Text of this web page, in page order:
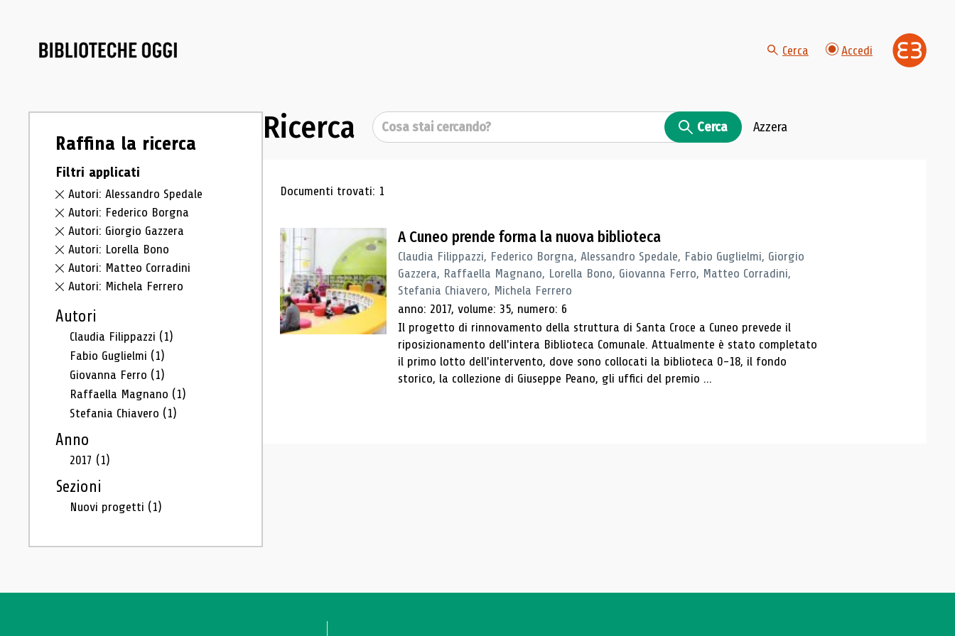
Cerca Accedi
Raffina la ricerca
Filtri applicati
Autori: Alessandro Spedale
Autori: Federico Borgna
Autori: Giorgio Gazzera
Autori: Lorella Bono
Autori: Matteo Corradini
Autori: Michela Ferrero
Autori
Claudia Filippazzi (1)
Fabio Guglielmi (1)
Giovanna Ferro (1)
Raffaella Magnano (1)
Stefania Chiavero (1)
Anno
2017 (1)
Sezioni
Nuovi progetti (1)
Ricerca Cerca Cerca Azzera
Risultati di ricerca
Documenti trovati: 1
A Cuneo prende forma la nuova biblioteca
Claudia Filippazzi, Federico Borgna, Alessandro Spedale, Fabio Guglielmi, Giorgio
Gazzera, Raffaella Magnano, Lorella Bono, Giovanna Ferro, Matteo Corradini,
Stefania Chiavero, Michela Ferrero
anno: 2017, volume: 35, numero: 6
Il progetto di rinnovamento della struttura di Santa Croce a Cuneo prevede il
riposizionamento dell'intera Biblioteca Comunale. Attualmente è stato completato
il primo lotto dell'intervento, dove sono collocati la biblioteca 0-18, il fondo
storico, la collezione di Giuseppe Peano, gli uffici del premio ...